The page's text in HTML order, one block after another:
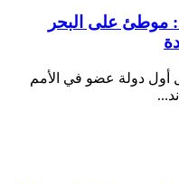
موطئ على البحر
باتت إسرائيل أول دولة عضو في الأمم